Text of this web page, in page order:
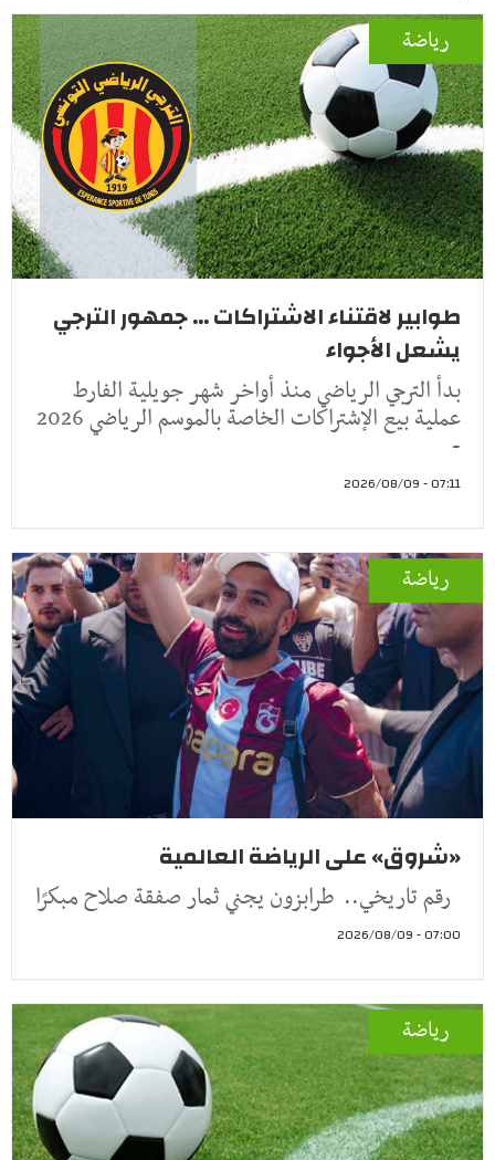
رياضة
طوابير لاقتناء الاشتراكات ... جمهور الترجي
يشعل الأجواء
بدأ الترجي الرياضي منذ أواخر شهر جويلية الفارط
عملية بيع الإشتراكات الخاصة بالموسم الرياضي 2026
-
07:11 - 2026/08/09
رياضة
«شروق» على الرياضة العالمية
رقم تاريخي.. طرابزون يجني ثمار صفقة صلاح مبكرًا
07:00 - 2026/08/09
رياضة